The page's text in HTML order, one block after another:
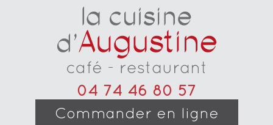
04 74 46 80 57
Commander en ligne